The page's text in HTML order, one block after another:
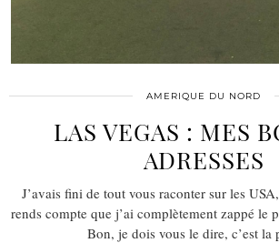
AMERIQUE DU NORD
LAS VEGAS : MES
ADRESSES
J’avais fini de tout vous raconter sur les
rends compte que j’ai complètement zappé le
Bon, je dois vous le dire, c’est